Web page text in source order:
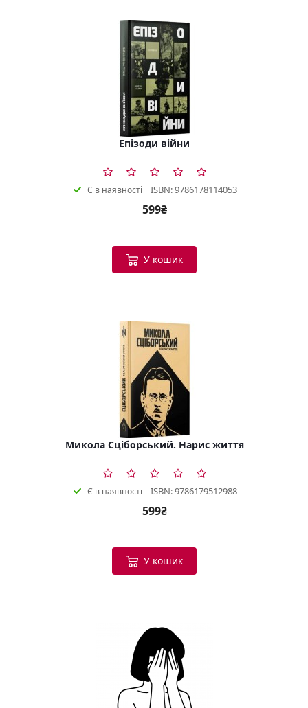
Епізоди війни
Є в наявності ISBN: 9786178114053
599₴
У кошик
Микола Сціборський. Нарис життя
Є в наявності ISBN: 9786179512988
599₴
У кошик